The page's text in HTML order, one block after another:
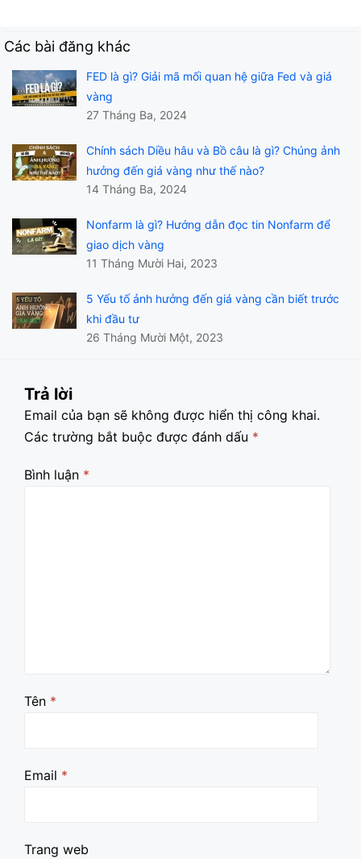
Các bài đăng khác
FED là gì? Giải mã mối quan hệ giữa Fed và giá
vàng
27 Tháng Ba, 2024
Chính sách Diều hâu và Bồ câu là gì? Chúng ảnh
hưởng đến giá vàng như thế nào?
14 Tháng Ba, 2024
Nonfarm là gì? Hướng dẫn đọc tin Nonfarm để
giao dịch vàng
11 Tháng Mười Hai, 2023
5 Yếu tố ảnh hưởng đến giá vàng cần biết trước
khi đầu tư
26 Tháng Mười Một, 2023
Trả lời
Email của bạn sẽ không được hiển thị công khai.
Các trường bắt buộc được đánh dấu *
Bình luận *
Tên *
Email *
Trang web